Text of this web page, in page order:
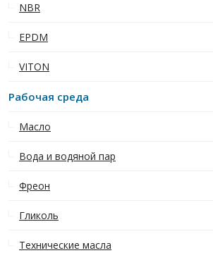
NBR
EPDM
VITON
Рабочая среда
Масло
Вода и водяной пар
Фреон
Гликоль
Технические масла